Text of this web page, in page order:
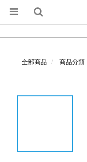
全部商品 商品分類